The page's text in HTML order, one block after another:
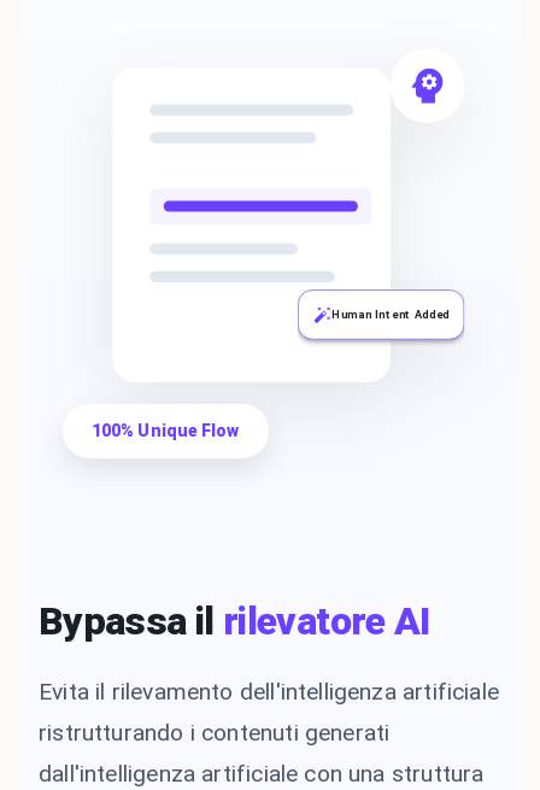
Human Intent Added
100% Unique Flow
Bypassa il rilevatore AI
Evita il rilevamento dell'intelligenza artificiale
ristrutturando i contenuti generati
dall'intelligenza artificiale con una struttura